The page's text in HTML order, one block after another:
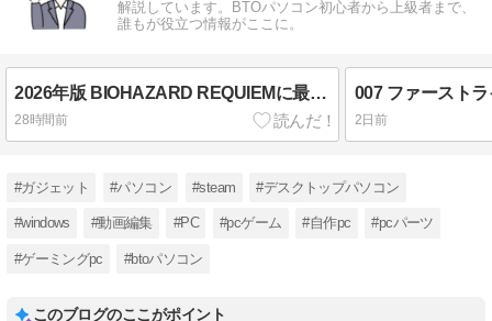
解説しています。BTOパソコン初心者から上級者まで、
誰もが役立つ情報がここに。
2026年版 BIOHAZARD REQUIEMに最適なゲーミングPC選び方
28時間前 2日前
#ガジェット #パソコン #steam #デスクトップパソコン
#windows #動画編集 #PC #pcゲーム #自作pc #pcパーツ
#ゲーミングpc #btoパソコン
このブログのここがポイント